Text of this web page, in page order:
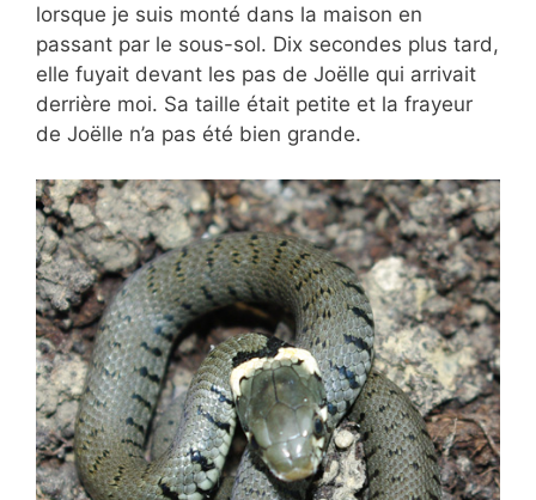
lorsque je suis monté dans la maison en
passant par le sous-sol. Dix secondes plus tard,
elle fuyait devant les pas de Joëlle qui arrivait
derrière moi. Sa taille était petite et la frayeur
de Joëlle n’a pas été bien grande.